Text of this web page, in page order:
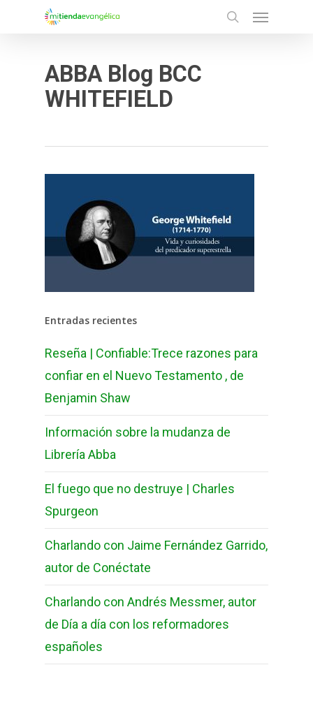
ABBA Blog BCC
WHITEFIELD
Entradas recientes
Reseña | Confiable:Trece razones para
confiar en el Nuevo Testamento , de
Benjamin Shaw
Información sobre la mudanza de
Librería Abba
El fuego que no destruye | Charles
Spurgeon
Charlando con Jaime Fernández Garrido,
autor de Conéctate
Charlando con Andrés Messmer, autor
de Día a día con los reformadores
españoles